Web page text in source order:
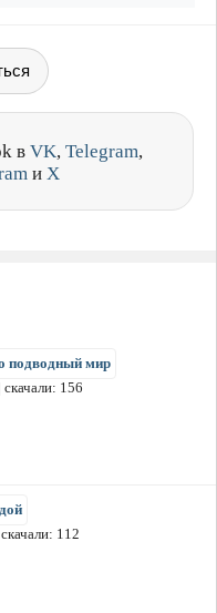
в VK, Telegram,
и X
подводный мир
156
112